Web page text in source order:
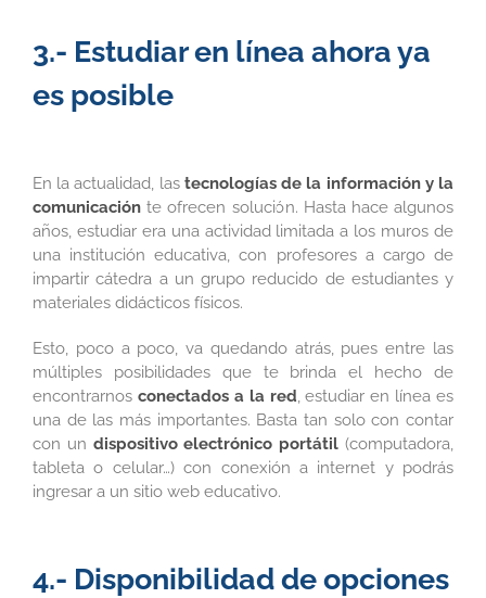
3.- Estudiar en línea ahora ya
es posible
En la actualidad, las tecnologías de la información y la
comunicación te ofrecen solución. Hasta hace algunos
años, estudiar era una actividad limitada a los muros de
una institución educativa, con profesores a cargo de
impartir cátedra a un grupo reducido de estudiantes y
materiales didácticos físicos.
Esto, poco a poco, va quedando atrás, pues entre las
múltiples posibilidades que te brinda el hecho de
encontrarnos conectados a la red, estudiar en línea es
una de las más importantes. Basta tan solo con contar
con un dispositivo electrónico portátil (computadora,
tableta o celular…) con conexión a internet y podrás
ingresar a un sitio web educativo.
4.- Disponibilidad de opciones